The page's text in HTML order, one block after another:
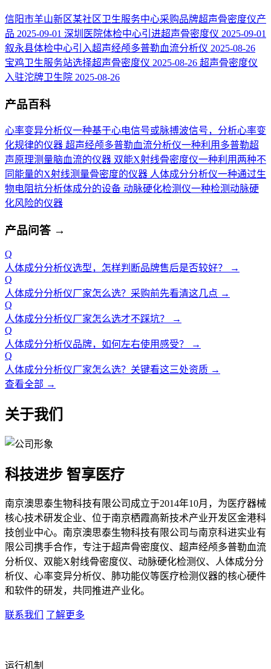
信阳市羊山新区某社区卫生服务中心采购品牌超声骨密度仪产
品 2025-09-01 深圳医院体检中心引进超声骨密度仪 2025-09-01
叙永县体检中心引入超声经颅多普勒血流分析仪 2025-08-26
宝鸡卫生服务站选择超声骨密度仪 2025-08-26 超声骨密度仪
入驻沱牌卫生院 2025-08-26
产品百科
心率变异分析仪一种基于心电信号或脉搏波信号，分析心率变
化规律的仪器 超声经颅多普勒血流分析仪一种利用多普勒超
声原理测量脑血流的仪器 双能X射线骨密度仪一种利用两种不
同能量的X射线测量骨密度的仪器 人体成分分析仪一种通过生
物电阻抗分析体成分的设备 动脉硬化检测仪一种检测动脉硬
化风险的仪器
产品问答 →
Q
人体成分分析仪选型，怎样判断品牌售后是否较好？
→
Q
人体成分分析仪厂家怎么选？采购前先看清这几点 →
Q
人体成分分析仪厂家怎么选才不踩坑？
→
Q
人体成分分析仪品牌，如何左右使用感受？
→
Q
人体成分分析仪厂家怎么选？关键看这三处资质 →
查看全部 →
关于我们
科技进步 智享医疗
南京澳思泰生物科技有限公司成立于2014年10月，为医疗器械
核心技术研发企业、位于南京栖霞高新技术产业开发区金港科
技创业中心。南京澳思泰生物科技有限公司与南京科进实业有
限公司携手合作，专注于超声骨密度仪、超声经颅多普勒血流
分析仪、双能X射线骨密度仪、动脉硬化检测仪、人体成分分
析仪、心率变异分析仪、肺功能仪等医疗检测仪器的核心硬件
和软件的研发，共同推进产业化。
联系我们 了解更多
运行机制